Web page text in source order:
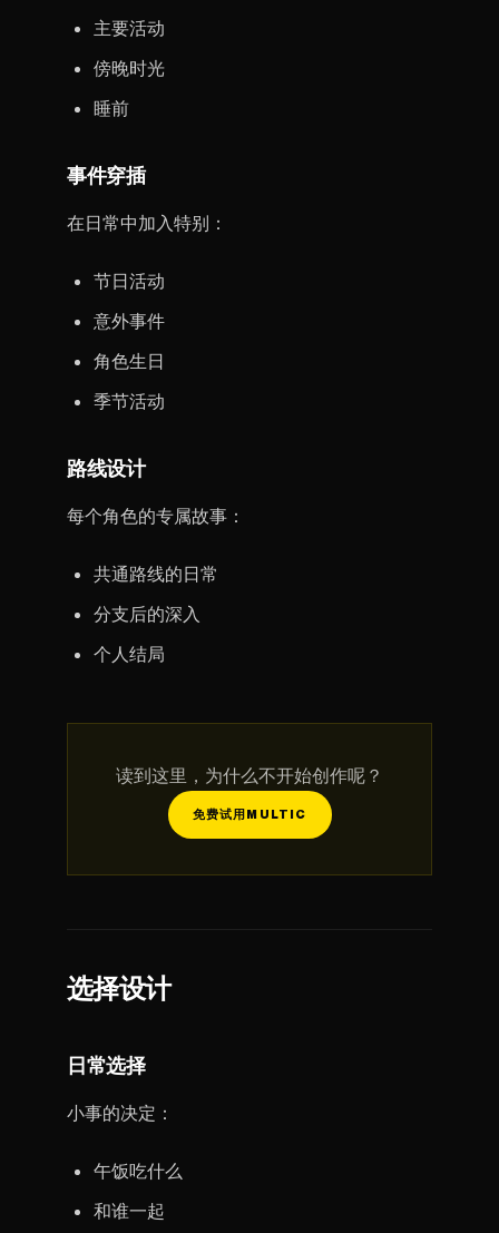
主要活动
傍晚时光
睡前
事件穿插
在日常中加入特别：
节日活动
意外事件
角色生日
季节活动
路线设计
每个角色的专属故事：
共通路线的日常
分支后的深入
个人结局
读到这里，为什么不开始创作呢？
免费试用MULTIC
选择设计
日常选择
小事的决定：
午饭吃什么
和谁一起